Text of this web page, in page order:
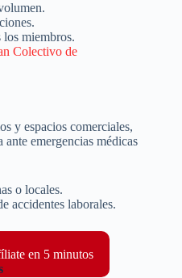
los miembros.
Colectivo de
y espacios comerciales,
emergencias médicas
o locales.
accidentes laborales.
en 5 minutos